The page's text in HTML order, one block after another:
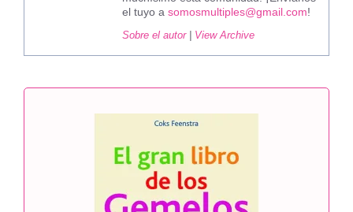
el tuyo a somosmultiples@gmail.com!
Sobre el autor| View Archive